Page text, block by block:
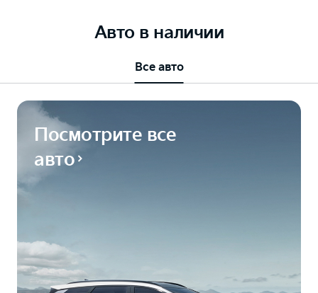
автомат
Авто в наличии
Все авто
Посмотрите все
авто